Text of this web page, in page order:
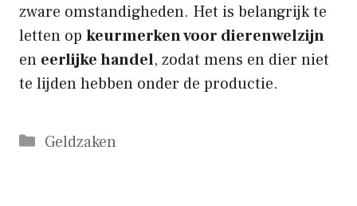
zware omstandigheden. Het is belangrijk te
letten op keurmerken voor dierenwelzijn
en eerlijke handel, zodat mens en dier niet
te lijden hebben onder de productie.
Categorieën
Geldzaken